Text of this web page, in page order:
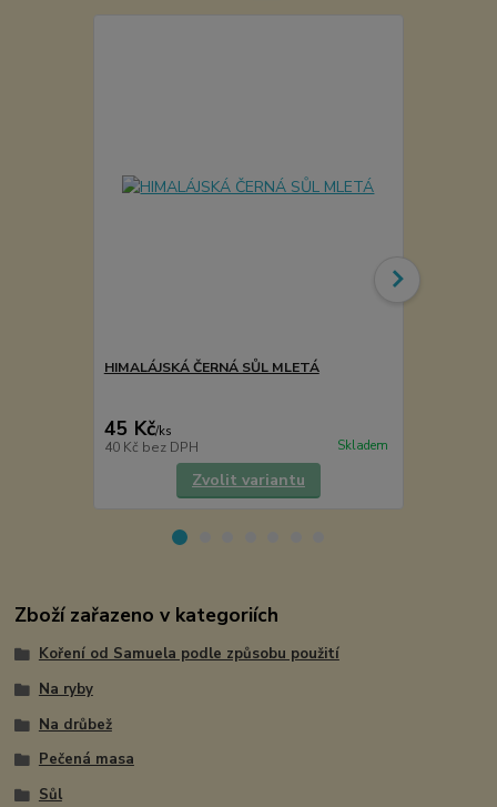
HIMALÁJSKÁ ČERNÁ SŮL MLETÁ
45 Kč/ks
40 Kč bez DPH Skladem
Zvolit variantu
Zboží zařazeno v kategoriích
Koření od Samuela podle způsobu použití
Na ryby
Na drůbež
Pečená masa
Sůl